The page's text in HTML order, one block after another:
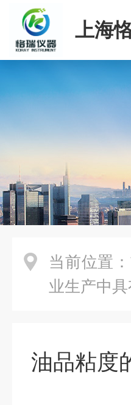
上海
当前位置：
业生产中
油品粘度